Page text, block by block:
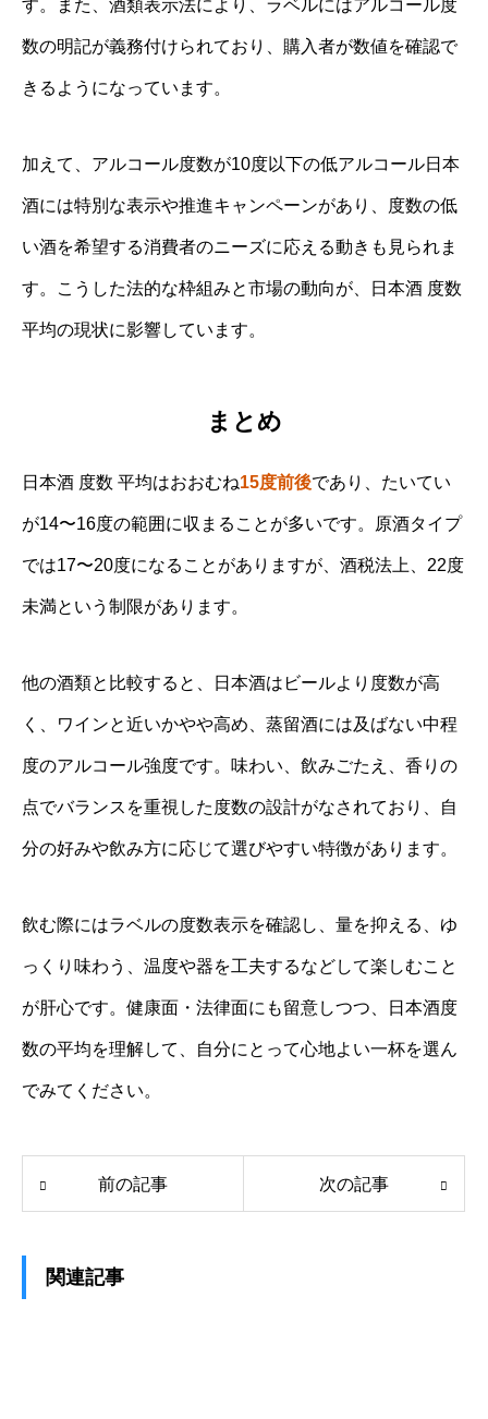
す。また、酒類表示法により、ラベルにはアルコール度
数の明記が義務付けられており、購入者が数値を確認で
きるようになっています。
加えて、アルコール度数が10度以下の低アルコール日本
酒には特別な表示や推進キャンペーンがあり、度数の低
い酒を希望する消費者のニーズに応える動きも見られま
す。こうした法的な枠組みと市場の動向が、日本酒 度数
平均の現状に影響しています。
まとめ
日本酒 度数 平均はおおむね15度前後であり、たいてい
が14〜16度の範囲に収まることが多いです。原酒タイプ
では17〜20度になることがありますが、酒税法上、22度
未満という制限があります。
他の酒類と比較すると、日本酒はビールより度数が高
く、ワインと近いかやや高め、蒸留酒には及ばない中程
度のアルコール強度です。味わい、飲みごたえ、香りの
点でバランスを重視した度数の設計がなされており、自
分の好みや飲み方に応じて選びやすい特徴があります。
飲む際にはラベルの度数表示を確認し、量を抑える、ゆ
っくり味わう、温度や器を工夫するなどして楽しむこと
が肝心です。健康面・法律面にも留意しつつ、日本酒度
数の平均を理解して、自分にとって心地よい一杯を選ん
でみてください。
前の記事 次の記事
関連記事